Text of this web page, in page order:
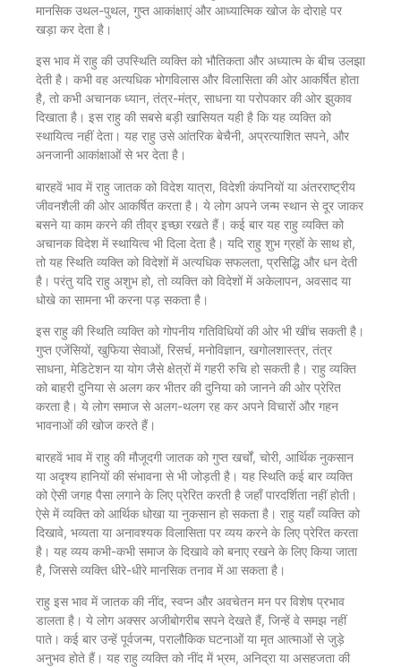
मानसिक उथल-पुथल, गुप्त आकांक्षाएं और आध्यात्मिक खोज के दोराहे पर
खड़ा कर देता है।
इस भाव में राहु की उपस्थिति व्यक्ति को भौतिकता और अध्यात्म के बीच उलझा
देती है। कभी वह अत्यधिक भोगविलास और विलासिता की ओर आकर्षित होता
है, तो कभी अचानक ध्यान, तंत्र-मंत्र, साधना या परोपकार की ओर झुकाव
दिखाता है। इस राहु की सबसे बड़ी खासियत यही है कि यह व्यक्ति को
स्थायित्व नहीं देता। यह राहु उसे आंतरिक बेचैनी, अप्रत्याशित सपने, और
अनजानी आकांक्षाओं से भर देता है।
बारहवें भाव में राहु जातक को विदेश यात्रा, विदेशी कंपनियों या अंतरराष्ट्रीय
जीवनशैली की ओर आकर्षित करता है। ये लोग अपने जन्म स्थान से दूर जाकर
बसने या काम करने की तीव्र इच्छा रखते हैं। कई बार यह राहु व्यक्ति को
अचानक विदेश में स्थायित्व भी दिला देता है। यदि राहु शुभ ग्रहों के साथ हो,
तो यह स्थिति व्यक्ति को विदेशों में अत्यधिक सफलता, प्रसिद्धि और धन देती
है। परंतु यदि राहु अशुभ हो, तो व्यक्ति को विदेशों में अकेलापन, अवसाद या
धोखे का सामना भी करना पड़ सकता है।
इस राहु की स्थिति व्यक्ति को गोपनीय गतिविधियों की ओर भी खींच सकती है।
गुप्त एजेंसियों, खुफिया सेवाओं, रिसर्च, मनोविज्ञान, खगोलशास्त्र, तंत्र
साधना, मेडिटेशन या योग जैसे क्षेत्रों में गहरी रुचि हो सकती है। राहु व्यक्ति
को बाहरी दुनिया से अलग कर भीतर की दुनिया को जानने की ओर प्रेरित
करता है। ये लोग समाज से अलग-थलग रह कर अपने विचारों और गहन
भावनाओं की खोज करते हैं।
बारहवें भाव में राहु की मौजूदगी जातक को गुप्त खर्चों, चोरी, आर्थिक नुकसान
या अदृश्य हानियों की संभावना से भी जोड़ती है। यह स्थिति कई बार व्यक्ति
को ऐसी जगह पैसा लगाने के लिए प्रेरित करती है जहाँ पारदर्शिता नहीं होती।
ऐसे में व्यक्ति को आर्थिक धोखा या नुकसान हो सकता है। राहु यहाँ व्यक्ति को
दिखावे, भव्यता या अनावश्यक विलासिता पर व्यय करने के लिए प्रेरित करता
है। यह व्यय कभी-कभी समाज के दिखावे को बनाए रखने के लिए किया जाता
है, जिससे व्यक्ति धीरे-धीरे मानसिक तनाव में आ सकता है।
राहु इस भाव में जातक की नींद, स्वप्न और अवचेतन मन पर विशेष प्रभाव
डालता है। ये लोग अक्सर अजीबोगरीब सपने देखते हैं, जिन्हें वे समझ नहीं
पाते। कई बार उन्हें पूर्वजन्म, परालौकिक घटनाओं या मृत आत्माओं से जुड़े
अनुभव होते हैं। यह राहु व्यक्ति को नींद में भ्रम, अनिद्रा या असहजता की